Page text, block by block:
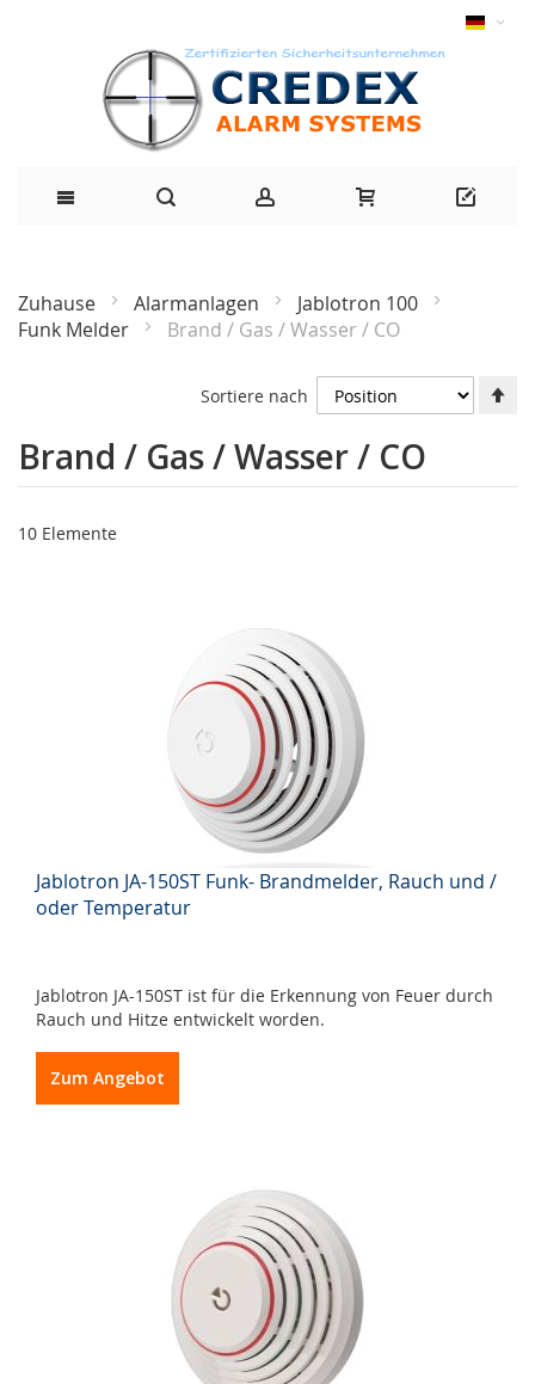
Zuhause Alarmanlagen
Jablotron 100
Funk Melder
Brand / Gas / Wasser / CO
Brand / Gas / Wasser / CO
10 Elemente
Sortiere nach
Jablotron JA-150ST Funk- Brandmelder, Rauch und /
oder Temperatur
Jablotron JA-150ST ist für die Erkennung von Feuer durch
Rauch und Hitze entwickelt worden.
Zum Angebot